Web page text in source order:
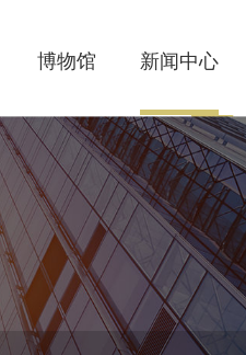
博物馆 新闻中心